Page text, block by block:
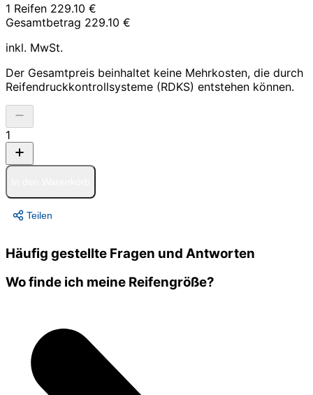
1 Reifen 229.10 €
Gesamtbetrag 229.10 €
inkl. MwSt.
Der Gesamtpreis beinhaltet keine Mehrkosten, die durch
Reifendruckkontrollsysteme (RDKS) entstehen können.
1
Teilen
Häufig gestellte Fragen und Antworten
Wo finde ich meine Reifengröße?